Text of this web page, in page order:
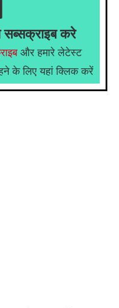
करे
और हमारे लेटेस्ट
के लिए यहां क्लिक करें